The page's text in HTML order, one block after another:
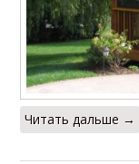
Читать дальше →